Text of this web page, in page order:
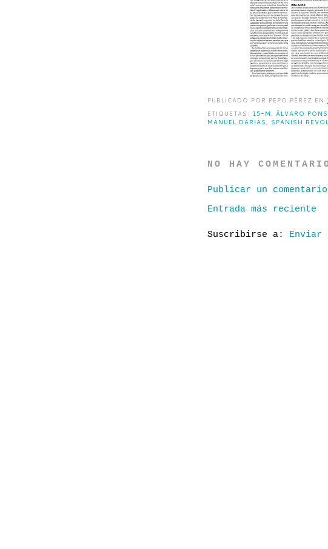
PUBLICADO POR PEPO PÉREZ EN
ETIQUETAS: 15-M ÁLVARO PONS
MANUEL DARIAS
SPANISH
NO HAY
Publicar un comentario
Entrada más reciente
Suscribirse a: Enviar